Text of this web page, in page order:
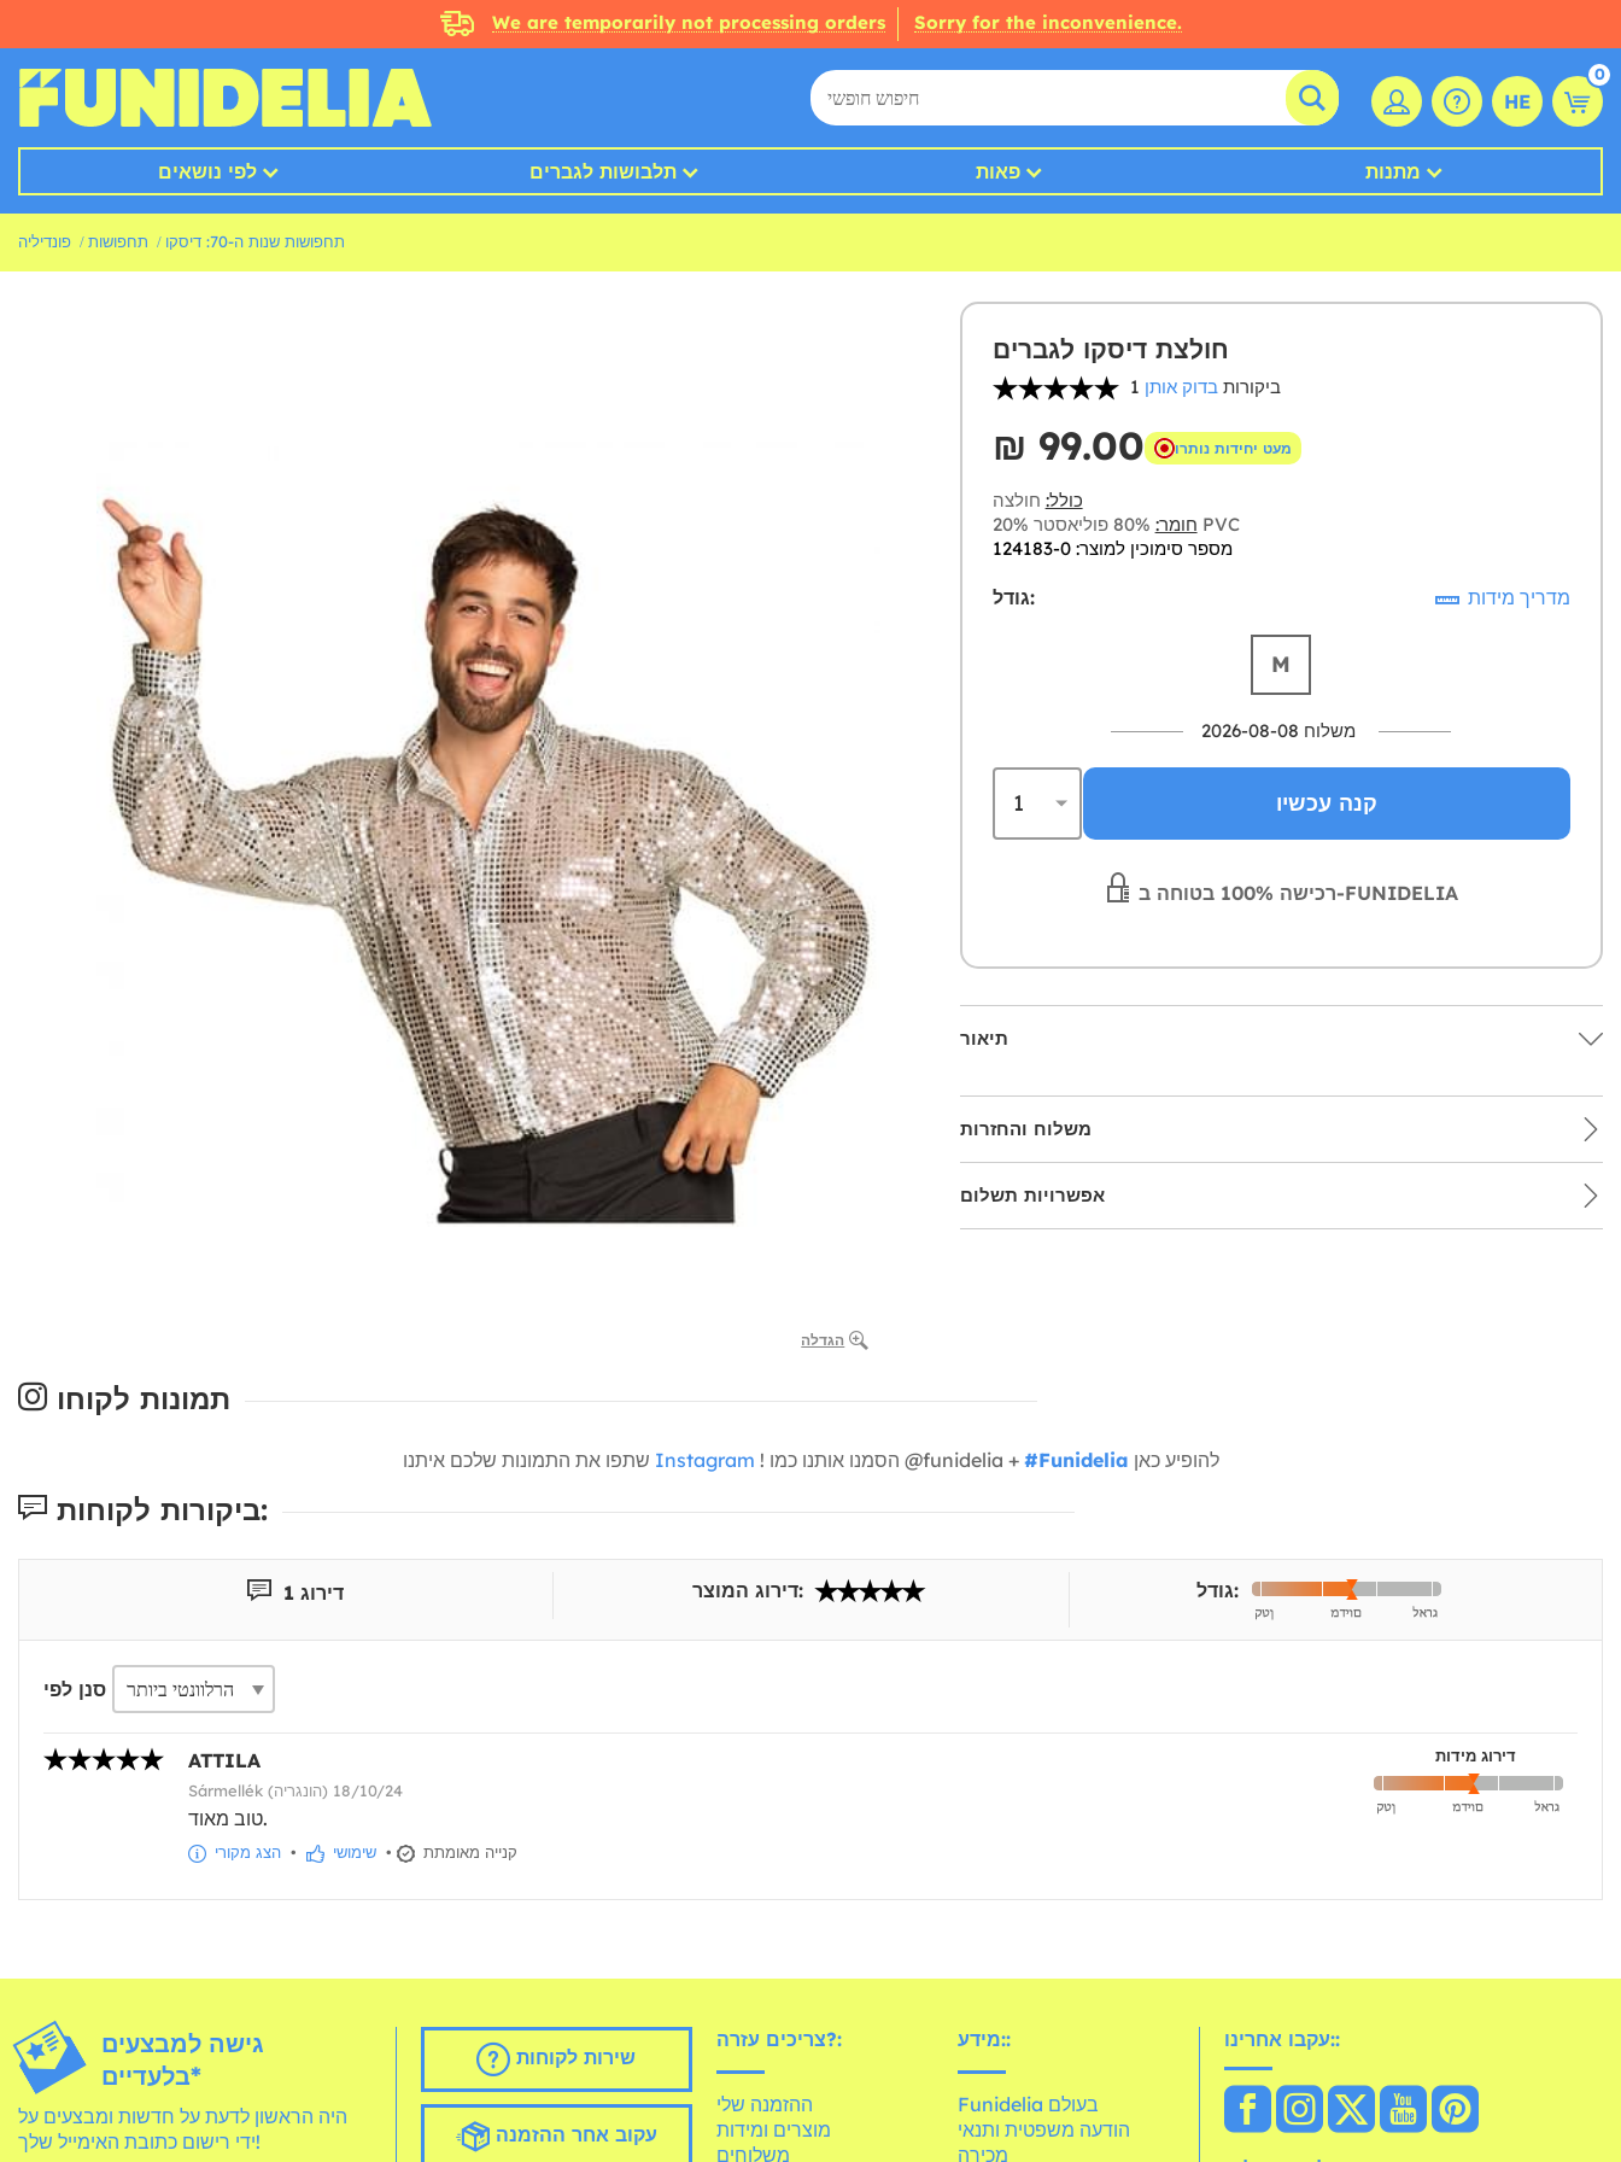
We are temporarily not processing orders Sorry for the inconvenience.
HE
0
לפי נושאים תלבושות לגברים פאות מתנות
פונדיליה תחפושות תחפושות שנות ה-70: דיסקו
הגדלה
חולצת דיסקו לגברים
1 ביקורות בדוק אותן
₪‎ 99.00 מעט יחידות נותרו
כולל: חולצה
חומר: 80% פוליאסטר 20% PVC
מספר סימוכין למוצר: 124183-0
גודל: מדריך מידות
M
משלוח 2026-08-08
קנה עכשיו
רכישה 100% בטוחה ב-FUNIDELIA
תיאור
משלוח והחזרות
אפשרויות תשלום
תמונות לקוחו
Instagram ! הסמנו אותנו כמו @funidelia + #Funidelia להופיע כאן
ביקורות לקוחות:
דירוג 1 דירוג המוצר: גודל:
סנן לפי
דירוג מידות ATTILA
Sármellék (הונגריה) 18/10/24
טוב מאוד.
הצג מקורי • שימושי • קנייה מאומתת
גישה למבצעים
בלעדיים*
היה הראשון לדעת על חדשות ומבצעים על
ידי רישום כתובת האימייל שלך!
שירות לקוחות
עקוב אחר ההזמנה
צריכים עזרה?:
ההזמנה שלי
מוצרים ומידות
משלוחים
מידע::
Funidelia בעולם
הודעה משפטית ותנאי
מכירה
עקבו אחרינו::